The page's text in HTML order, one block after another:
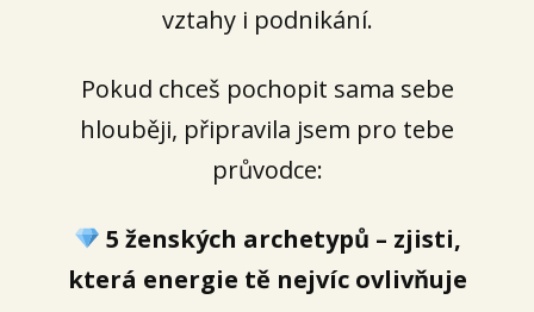
vztahy i podnikání.
Pokud chceš pochopit sama sebe
hlouběji, připravila jsem pro tebe
průvodce:
5 ženských archetypů – zjisti,
která energie tě nejvíc ovlivňuje